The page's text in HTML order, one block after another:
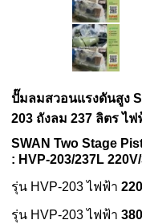
ปั๊มลมสวอนแรงดันสูง
203 ถังลม 237 ลิตรไฟ
SWAN Two Stage
: HVP-203/237L
รุ่น HVP-203 ไฟฟ้า
รุ่น HVP-203 ไฟฟ้า